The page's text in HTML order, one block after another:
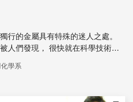
行的金屬具有特殊的迷人之處。
人們發現， 很快就在科學技術的
學系